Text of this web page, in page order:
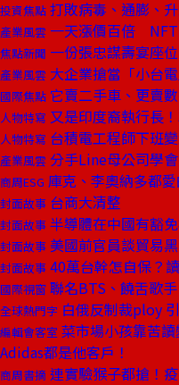
投資焦點 打敗病毒、通膨、
產業風雲 一天漲價百倍
焦點新聞 一份張忠謀壽宴座
產業風雲 大企業搶當「小台
國際焦點 它賣二手車、更賣
人物特寫 又是印度裔執行長
人物特寫 台積電工程師下班
產業風雲 分手Line母公司學
商周ESG 庫克、李奧納多都
封面故事 台商大清整
封面故事 半導體在中國有豁
封面故事 美國前官員談貿易
封面故事 40萬台幹怎自保？
國際視窗 聯名BTS、饒舌歌
全球熱門字 白俄反制裁ploy
編輯會客室 菜市場小孩靠苦
Adidas都是他客戶！
商周書摘 連實驗猴子都搶！